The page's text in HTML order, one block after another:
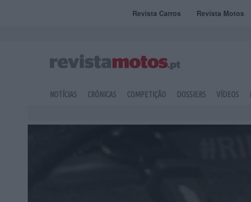
Revista Carros Revista Motos
NOTÍCIAS CRÓNICAS COMPETIÇÃO DOSSIERS VÍDEOS